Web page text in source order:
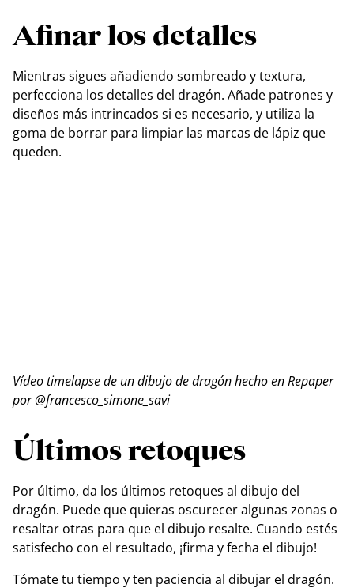
Afinar los detalles
Mientras sigues añadiendo sombreado y textura,
perfecciona los detalles del dragón. Añade patrones y
diseños más intrincados si es necesario, y utiliza la
goma de borrar para limpiar las marcas de lápiz que
queden.
Vídeo timelapse de un dibujo de dragón hecho en Repaper
por @francesco_simone_savi
Últimos retoques
Por último, da los últimos retoques al dibujo del
dragón. Puede que quieras oscurecer algunas zonas o
resaltar otras para que el dibujo resalte. Cuando estés
satisfecho con el resultado, ¡firma y fecha el dibujo!
Tómate tu tiempo y ten paciencia al dibujar el dragón.